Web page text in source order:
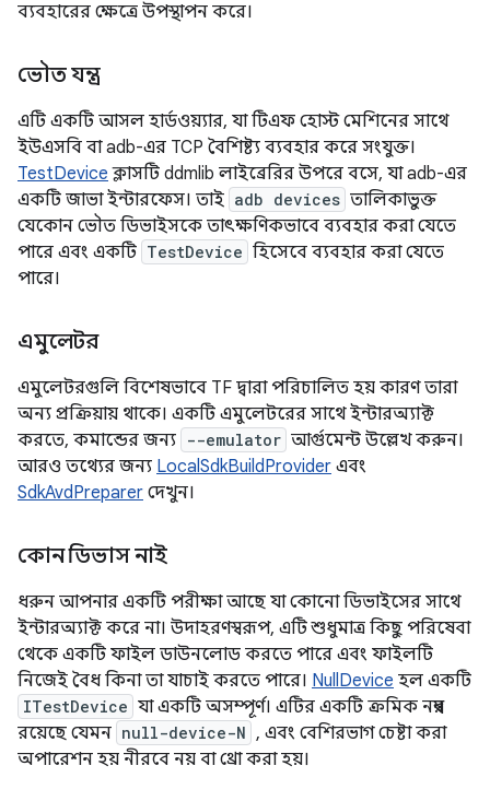
ব্যবহারের ক্ষেত্রে উপস্থাপন করে।
ভৌত যন্ত্র
এটি একটি আসল হার্ডওয়্যার, যা টিএফ হোস্ট মেশিনের সাথে
ইউএসবি বা adb-এর TCP বৈশিষ্ট্য ব্যবহার করে সংযুক্ত।
TestDevice ক্লাসটি ddmlib লাইব্রেরির উপরে বসে, যা adb-এর
একটি জাভা ইন্টারফেস। তাই adb devices তালিকাভুক্ত
যেকোন ভৌত ডিভাইসকে তাৎক্ষণিকভাবে ব্যবহার করা যেতে
পারে এবং একটি TestDevice হিসেবে ব্যবহার করা যেতে
পারে।
এমুলেটর
এমুলেটরগুলি বিশেষভাবে TF দ্বারা পরিচালিত হয় কারণ তারা
অন্য প্রক্রিয়ায় থাকে। একটি এমুলেটরের সাথে ইন্টারঅ্যাক্ট
করতে, কমান্ডের জন্য --emulator আর্গুমেন্ট উল্লেখ করুন।
আরও তথ্যের জন্য LocalSdkBuildProvider এবং
SdkAvdPreparer দেখুন।
কোন ডিভাস নাই
ধরুন আপনার একটি পরীক্ষা আছে যা কোনো ডিভাইসের সাথে
ইন্টারঅ্যাক্ট করে না। উদাহরণস্বরূপ, এটি শুধুমাত্র কিছু পরিষেবা
থেকে একটি ফাইল ডাউনলোড করতে পারে এবং ফাইলটি
নিজেই বৈধ কিনা তা যাচাই করতে পারে। NullDevice হল একটি
ITestDevice যা একটি অসম্পূর্ণ। এটির একটি ক্রমিক নম্বর
রয়েছে যেমন null-device-N , এবং বেশিরভাগ চেষ্টা করা
অপারেশন হয় নীরবে নয় বা থ্রো করা হয়।